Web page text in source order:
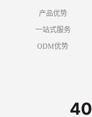
产品优势
一站式服务
ODM优势